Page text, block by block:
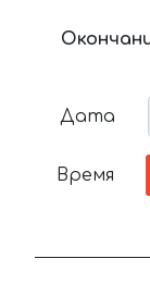
Дата
Время